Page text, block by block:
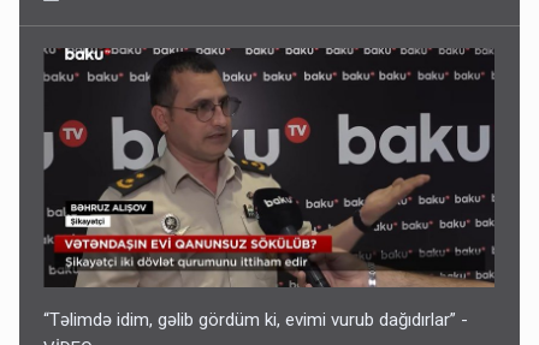
“Təlimdə idim, gəlib gördüm ki, evimi vurub dağıdırlar” -